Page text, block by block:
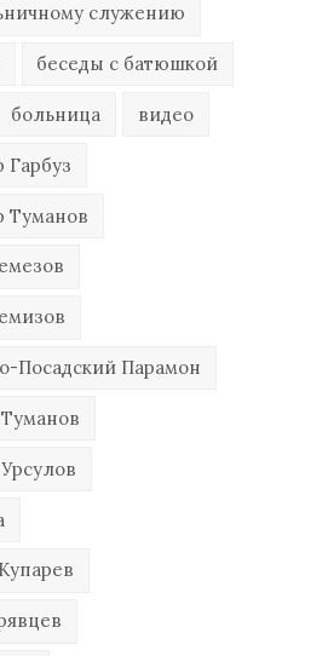
служению
беседы с батюшкой
больница видео
Гарбуз
Туманов
Посадский Парамон